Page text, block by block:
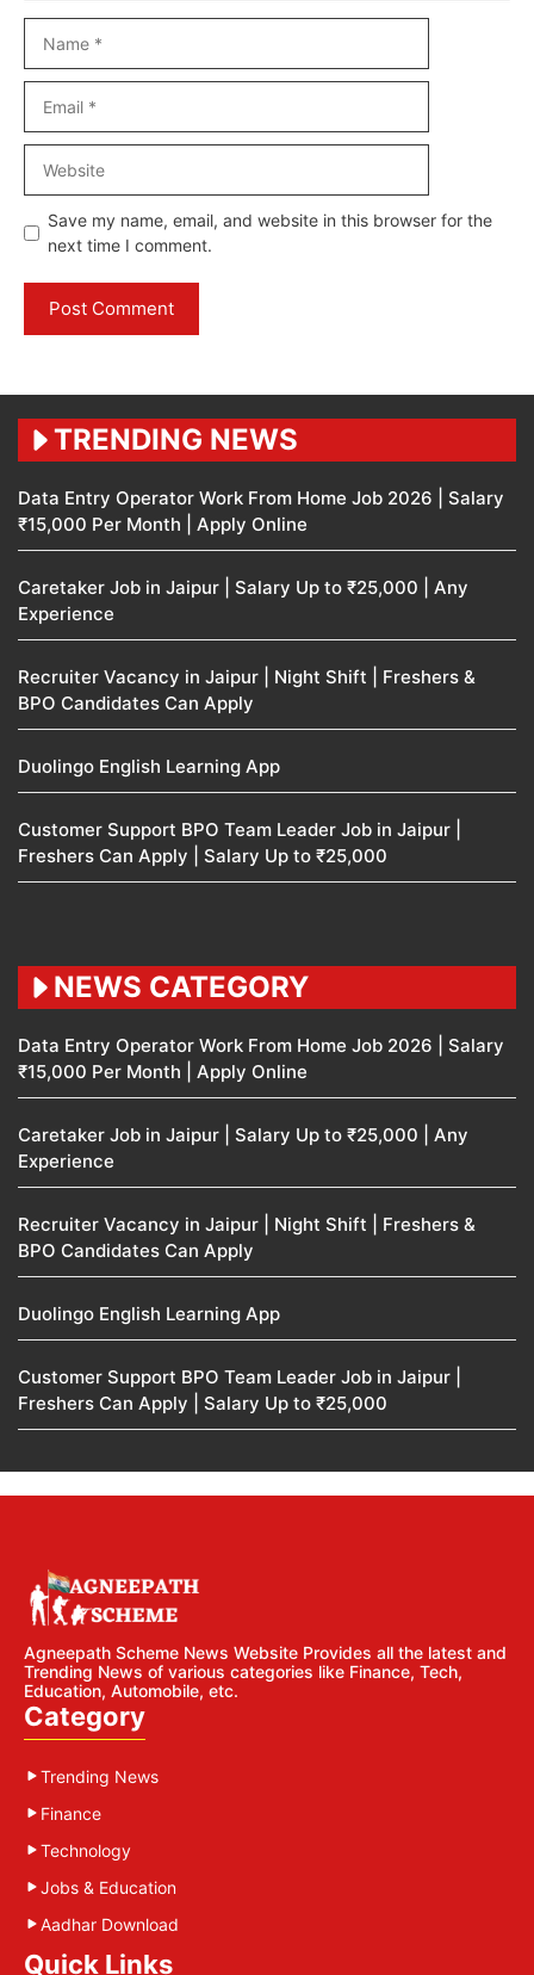
Save my name, email, and website in this browser for the
next time I comment.
TRENDING NEWS
Data Entry Operator Work From Home Job 2026 | Salary
₹15,000 Per Month | Apply Online
Caretaker Job in Jaipur | Salary Up to ₹25,000 | Any
Experience
Recruiter Vacancy in Jaipur | Night Shift | Freshers &
BPO Candidates Can Apply
Duolingo English Learning App
Customer Support BPO Team Leader Job in Jaipur |
Freshers Can Apply | Salary Up to ₹25,000
NEWS CATEGORY
Data Entry Operator Work From Home Job 2026 | Salary
₹15,000 Per Month | Apply Online
Caretaker Job in Jaipur | Salary Up to ₹25,000 | Any
Experience
Recruiter Vacancy in Jaipur | Night Shift | Freshers &
BPO Candidates Can Apply
Duolingo English Learning App
Customer Support BPO Team Leader Job in Jaipur |
Freshers Can Apply | Salary Up to ₹25,000
Agneepath Scheme News Website Provides all the latest and
Trending News of various categories like Finance, Tech,
Education, Automobile, etc.
Category
Trending News
Finance
Technology
Jobs & Education
Aadhar Download
Quick Links